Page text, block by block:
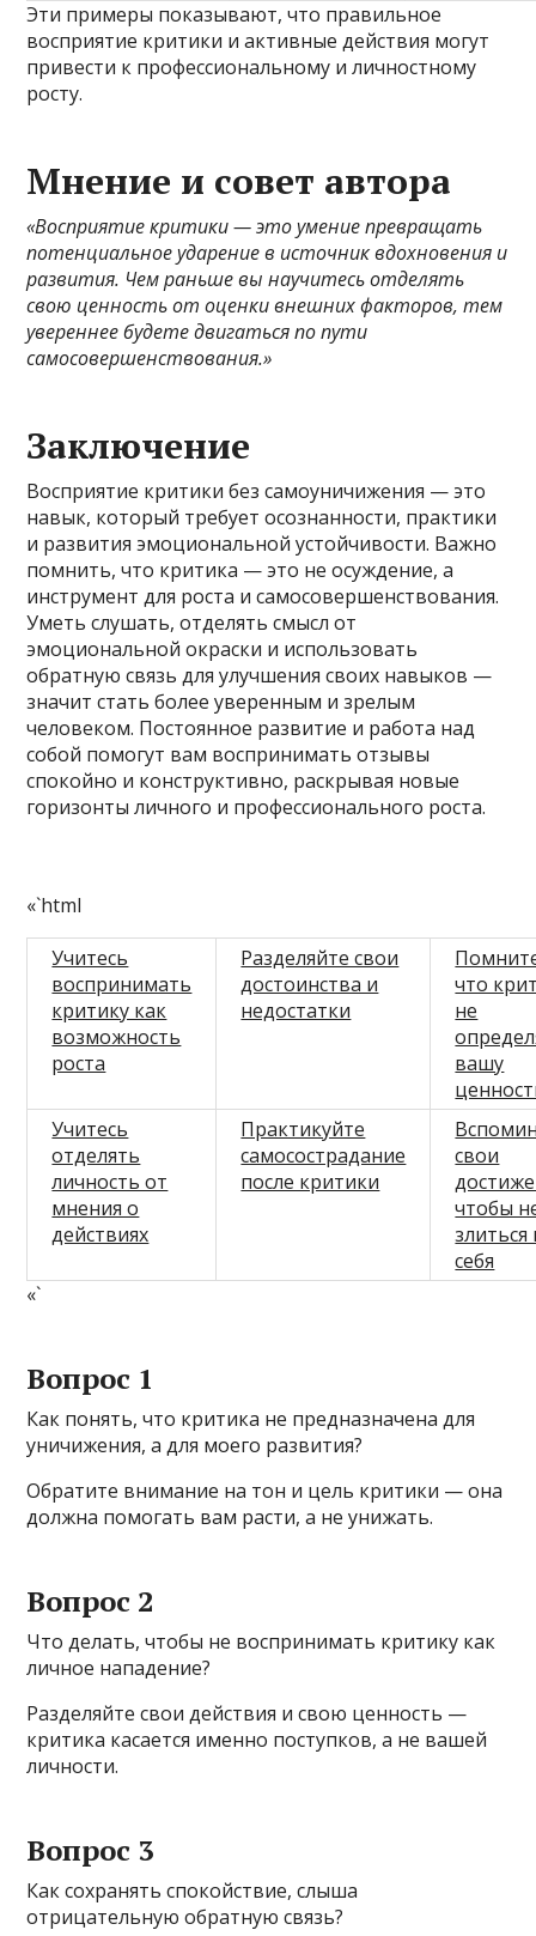
Эти примеры показывают, что правильное
восприятие критики и активные действия могут
привести к профессиональному и личностному
росту.
Мнение и совет автора
«Восприятие критики — это умение превращать
потенциальное ударение в источник вдохновения и
развития. Чем раньше вы научитесь отделять
свою ценность от оценки внешних факторов, тем
увереннее будете двигаться по пути
самосовершенствования.»
Заключение
Восприятие критики без самоуничижения — это
навык, который требует осознанности, практики
и развития эмоциональной устойчивости. Важно
помнить, что критика — это не осуждение, а
инструмент для роста и самосовершенствования.
Уметь слушать, отделять смысл от
эмоциональной окраски и использовать
обратную связь для улучшения своих навыков —
значит стать более уверенным и зрелым
человеком. Постоянное развитие и работа над
собой помогут вам воспринимать отзывы
спокойно и конструктивно, раскрывая новые
горизонты личного и профессионального роста.
«`html
Учитесь
воспринимать
критику как
возможность
роста
Разделяйте свои
достоинства и
недостатки
что
не
вашу
Учитесь
отделять
личность от
мнения о
действиях
Практикуйте
самосострадание
после критики
свои
чтобы
злиться
себя
«`
Вопрос 1
Как понять, что критика не предназначена для
уничижения, а для моего развития?
Обратите внимание на тон и цель критики — она
должна помогать вам расти, а не унижать.
Вопрос 2
Что делать, чтобы не воспринимать критику как
личное нападение?
Разделяйте свои действия и свою ценность —
критика касается именно поступков, а не вашей
личности.
Вопрос 3
Как сохранять спокойствие, слыша
отрицательную обратную связь?